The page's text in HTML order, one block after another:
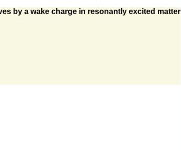
by a wake charge in resonantly excited matter